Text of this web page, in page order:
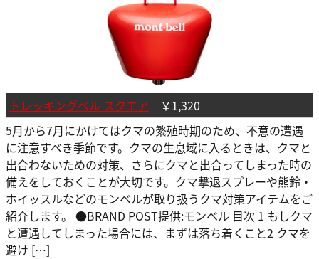
トレッキングベル スクエア ￥1,320
5月から7月にかけてはクマの繁殖時期のため、不意の遭遇
に注意すべき季節です。クマの生息域に入るときは、クマと
出合わないための対策、さらにクマと出合ってしまった時の
備えをしておくことが大切です。クマ撃退スプレーや熊鈴・
ホイッスルなどのモンベルが取り扱うクマ対策アイテムをご
紹介します。 ●BRAND POST提供:モンベル 目次 1 もしクマ
と遭遇してしまった場合には、まずは落ち着くこと2 クマを
避け […]